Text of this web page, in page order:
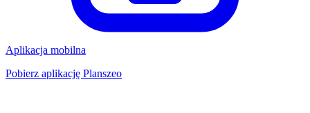
Aplikacja mobilna
Pobierz aplikację Planszeo